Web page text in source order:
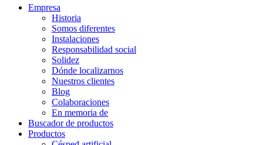
116
96
57
Empresa
Historia
Somos diferentes
Instalaciones
Responsabilidad social
Solidez
Dónde localizarnos
Nuestros clientes
Blog
Colaboraciones
En memoria de
Buscador de productos
Productos